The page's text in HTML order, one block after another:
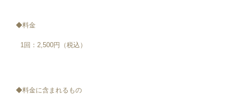
◆料金
1回：2,500円（税込）
◆料金に含まれるもの